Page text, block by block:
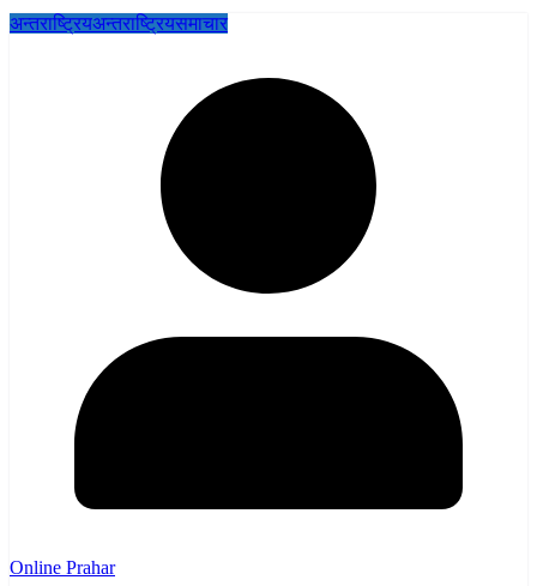
अन्तराष्ट्रियअन्तराष्ट्रियसमाचार
Online Prahar